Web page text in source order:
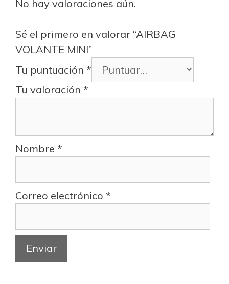
No hay valoraciones aún.
Sé el primero en valorar “AIRBAG
VOLANTE MINI”
Tu puntuación *
Tu valoración *
Nombre *
Correo electrónico *